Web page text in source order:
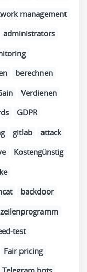
management
administrators
berechnen
Verdienen
GDPR
gitlab
attack
Kostengünstig
backdoor
test
Fair pricing